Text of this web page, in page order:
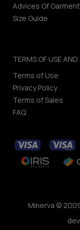
Advices Of
Size Guide
TERMS OF USE AND
Terms of Use
Privacy Policy
Terms of Sales
FAQ
Minerva ©